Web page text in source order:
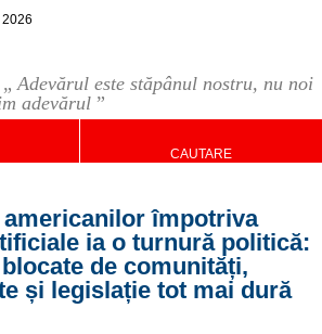
„Adevărul este stăpânul nostru, nu noi
adevărul ”
2026
CAUTARE
americanilor împotriva
ia o turnură politică:
de comunități,
și legislație tot mai dură